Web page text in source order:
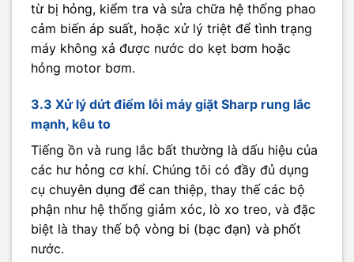
từ bị hỏng, kiểm tra và sửa chữa hệ thống phao
cảm biến áp suất, hoặc xử lý triệt để tình trạng
máy không xả được nước do kẹt bơm hoặc
hỏng motor bơm.
3.3 Xử lý dứt điểm lỗi máy giặt Sharp rung lắc
mạnh, kêu to
Tiếng ồn và rung lắc bất thường là dấu hiệu của
các hư hỏng cơ khí. Chúng tôi có đầy đủ dụng
cụ chuyên dụng để can thiệp, thay thế các bộ
phận như hệ thống giảm xóc, lò xo treo, và đặc
biệt là thay thế bộ vòng bi (bạc đạn) và phốt
nước.